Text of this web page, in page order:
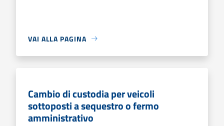
VAI ALLA PAGINA
Cambio di custodia per veicoli
sottoposti a sequestro o fermo
amministrativo